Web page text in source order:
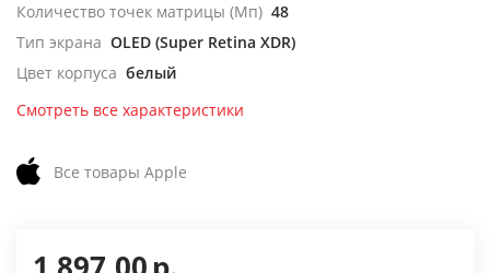
Количество точек матрицы (Мп) 48
Тип экрана OLED (Super Retina XDR)
Цвет корпуса белый
Смотреть все характеристики
Все товары Apple